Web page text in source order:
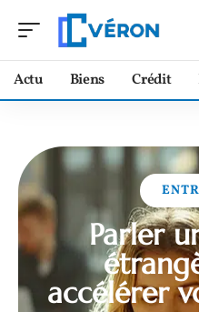
Actu Biens Crédit
Parler
accélérer